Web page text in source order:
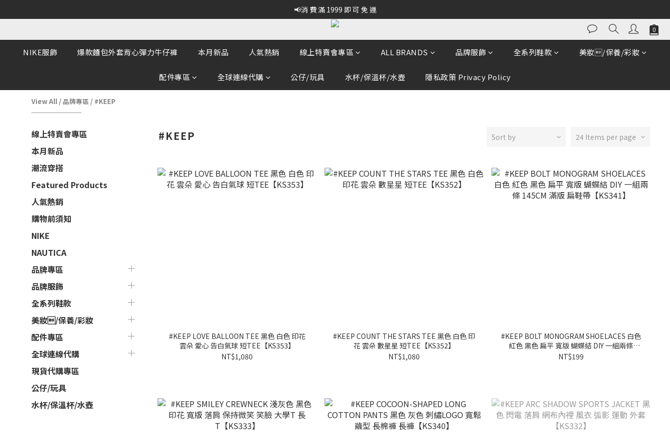
📢消 費 滿 1999 即 可 免 運
NIKE服飾 爆款麵包外套背心彈力牛仔褲 本月新品 人氣熱銷 線上特賣會專區 ALL BRANDS 品牌服飾 全系列鞋款 美妝/保養/彩妝
配件專區 全球連線代購 公仔/玩具 水杯/保溫杯/水壺 隱私政策 Privacy Policy
View All /品牌專區 / #KEEP
線上特賣會專區
本月新品
潮流穿搭
Featured Products
人氣熱銷
購物前須知
NIKE
NAUTICA
品牌專區
品牌服飾
全系列鞋款
美妝/保養/彩妝
配件專區
全球連線代購
現貨代購專區
公仔/玩具
水杯/保溫杯/水壺
#KEEP Sort by 24 Items per page
#KEEP LOVE BALLOON TEE 黑色 白色 印花
雲朵 愛心 告白氣球 短TEE【KS353】
NT$1,080
#KEEP COUNT THE STARS TEE 黑色 白色 印
花 雲朵 數星星 短TEE【KS352】
NT$1,080
#KEEP BOLT MONOGRAM SHOELACES 白色
紅色 黑色 扁平 寬版 蝴蝶結 DIY 一組兩條
145CM 滿版 扁鞋帶【KS341】
NT$199